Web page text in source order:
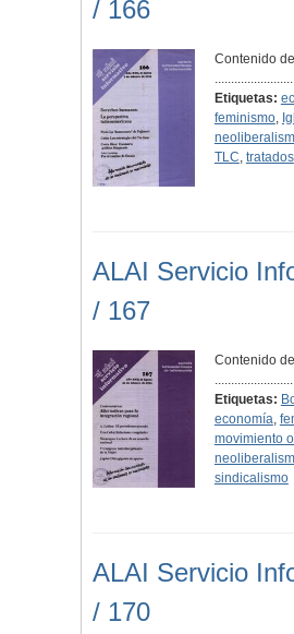
/ 166
Contenido
Etiquetas:
feminismo,
TLC, tratados
ALAI Servicio
/ 167
Contenido
Etiquetas:
economía,
movimiento
sindicalismo
ALAI Servicio
/ 170